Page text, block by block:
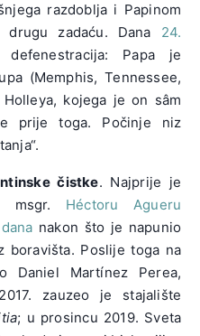
razdoblja i Papinom
zadaću. Dana 24.
defenestracija: Papa je
(Memphis, Tennessee,
kojega je on sâm
prije toga. Počinje niz
čistke. Najprije je
msgr. Héctoru Agueru
nakon što je napunio
boravišta. Poslije toga na
Daniel Martínez Perea,
zauzeo je stajalište
; u prosincu 2019. Sveta